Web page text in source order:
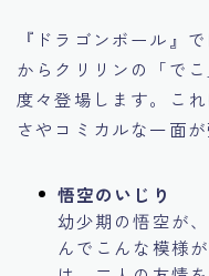
『ドラゴンボール』
からクリリンの「で
度々登場します。こ
さやコミカルな一面
悟空のいじり
幼少期の悟空が
んでこんな模様